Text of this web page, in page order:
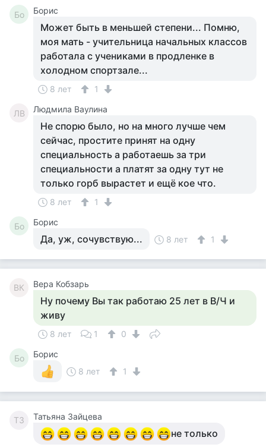
Бо Борис
Может быть в меньшей степени... Помню,
моя мать - учительница начальных классов
работала с учениками в продленке в
холодном спортзале...
8 лет 1
ЛВ Людмила Ваулина
Не спорю было, но на много лучше чем
сейчас, простите принят на одну
специальность а работаешь за три
специальности а платят за одну тут не
только горб вырастет и ещё кое что.
8 лет 1
Бо Борис
Да, уж, сочувствую... 8 лет 1
ВК Вера Кобзарь
Ну почему Вы так работаю 25 лет в В/Ч и
живу
8 лет 1 0
Бо
Борис
8 лет
1
ТЗ Татьяна Зайцева
не только